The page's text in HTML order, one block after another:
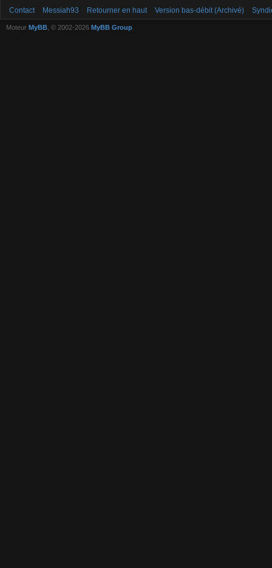
Contact Messiah93 Retourner en haut Version bas-débit (Archivé)
Moteur MyBB , © 2002-2026 MyBB Group